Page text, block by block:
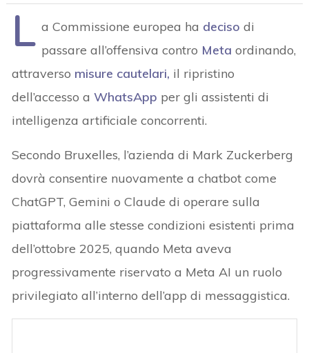
L a Commissione europea ha deciso di
passare all’offensiva contro Meta ordinando,
attraverso misure cautelari, il ripristino
dell’accesso aWhatsApp per gli assistenti di
intelligenza artificiale concorrenti.
Secondo Bruxelles, l’azienda di Mark Zuckerberg
dovrà consentire nuovamente a chatbot come
ChatGPT, Gemini o Claude di operare sulla
piattaforma alle stesse condizioni esistenti prima
dell’ottobre 2025, quando Meta aveva
progressivamente riservato a Meta AI un ruolo
privilegiato all’interno dell’app di messaggistica.